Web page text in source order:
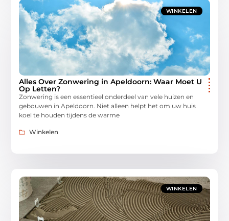
WINKELEN
Alles Over Zonwering in Apeldoorn: Waar Moet U
Op Letten?
Zonwering is een essentieel onderdeel van vele huizen en
gebouwen in Apeldoorn. Niet alleen helpt het om uw huis
koel te houden tijdens de warme
Winkelen
WINKELEN